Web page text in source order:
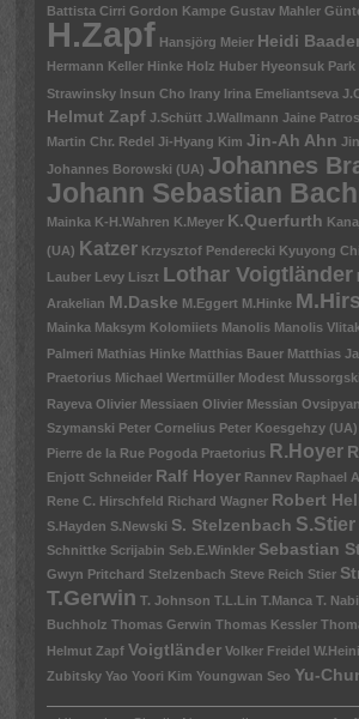
Battista Cirri Gordon Kampe Gustav Mahler
H.Zapf Hansjörg Meier Heidi
Hermann Keller Hinke Holz Huber Hyeonsuk
Strawinsky Insun Cho Irany Irina Emeliantseva
Helmut Zapf J.Schütt J.Wallmann Jaine Patros
Martin Chr. Redel Ji-Hyang Kim Jin-Ah Ahn
Johannes Borowski (UA) Johannes
Johann Sebastian Bach
Mainka K-H.Wahren K.Meyer K.Querfurth
(UA) Katzer Krzysztof Penderecki Kyuyong
Lauber Levy Liszt Lothar Voigtländer
Arakelian M.Daske M.Eggert M.Hinke
Mainka Maksym Kolomiiets Manolis Manolis
Palmeri Mathias Hinke Matthias Bauer Matthias
Praetorius Michael Wertmüller Modest Mussorgski
Rayeva Olivier Messiaen Olivier Messian
Szymanski Peter Cornelius Peter Koesgehzy (UA)
Pierre de la Rue Pogoda Praetorius R.Hoyer
Enjott Schneider Ralf Hoyer Rannev Raphael
Rene C. Hirschfeld
Richard Wagner Robert
S.Hayden S.Newski S. Stelzenbach S.Stier
Schnittke Scrijabin Seb.E.Winkler Sebastian
Gwyn Pritchard Stelzenbach Steve Reich Stier
T.Gerwin T. Johnson T.L.Lin T.Manca T.
Buchholz Thomas Gerwin Thomas Kessler
Helmut Zapf Voigtländer Volker Freidel
Zubitsky Yao Yoori Kim Youngwan Seo Yu-